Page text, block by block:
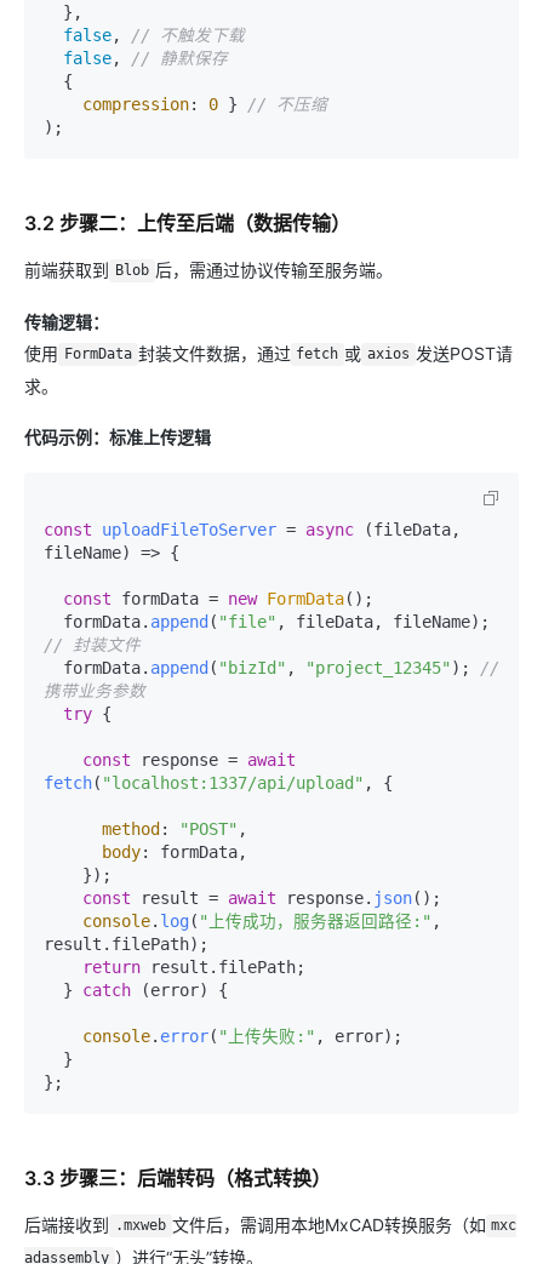
false,
// 不触发下载
false,
// 静默保存
compression: 0 }
// 不压缩
3.2 步骤二：上传至后端（数据传输）
前端获取到 Blob 后，需通过协议传输至服务端。
传输逻辑：
使用 FormData 封装文件数据，通过 fetch 或 axios 发送POST请
求。
代码示例：标准上传逻辑
const uploadFileToServer = async (fileData,
fileName) => {
const formData = new FormData();
  formData.
append ( "file"
// 封装文件
  formData.
append ( "bizId" , "project_12345" );
//
携带业务参数
try {
const response = await
fetch( "localhost:1337/api/upload" , {
method: "POST" ,
body: formData,
const result = await response. json();
console. log ( "上传成功，服务器返回路径:" ,
result. filePath);
return result. filePath;
  }
catch (error) {
console. error( "上传失败:" , error);
3.3 步骤三：后端转码（格式转换）
后端接收到 .mxweb 文件后，需调用本地MxCAD转换服务（如 mxc
adassembly ）进行“无头”转换。